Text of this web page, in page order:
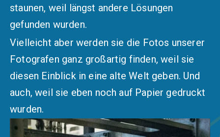
staunen, weil längst andere Lösungen
gefunden wurden.
Vielleicht aber werden sie die Fotos unserer
Fotografen ganz großartig finden, weil sie
diesen Einblick in eine alte Welt geben. Und
auch, weil sie eben noch auf Papier gedruckt
wurden.